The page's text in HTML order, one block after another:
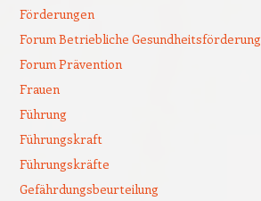
Förderungen
Forum Betriebliche Gesundheitsförderung
Forum Prävention
Frauen
Führung
Führungskraft
Führungskräfte
Gefährdungsbeurteilung